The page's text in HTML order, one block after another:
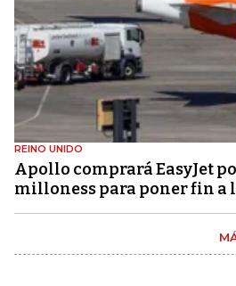
REINO UNIDO
Apollo comprará EasyJet
milloness para poner fin a